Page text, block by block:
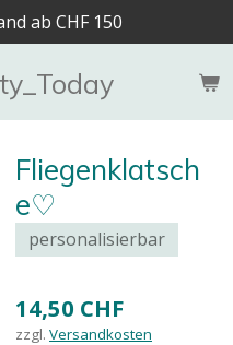
ab CHF 150
Fliegenklatsch
e♡
personalisierbar
14,50 CHF
zzgl. Versandkosten